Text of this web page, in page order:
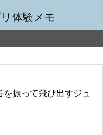
体験メモ
を振って飛び出すジュ